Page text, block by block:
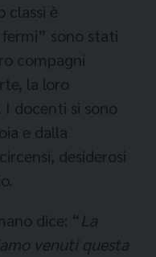
classi è
sono stati
compagni
la loro
I docenti si sono
e dalla
desiderosi
dice: “La
venuti questa